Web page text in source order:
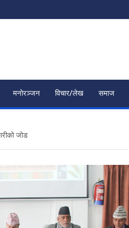
मनोरञ्जन विचार/लेख समाज
जोड